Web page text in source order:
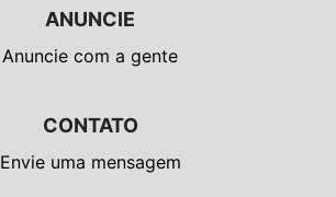
ANUNCIE
Anuncie com a gente
CONTATO
Envie uma mensagem